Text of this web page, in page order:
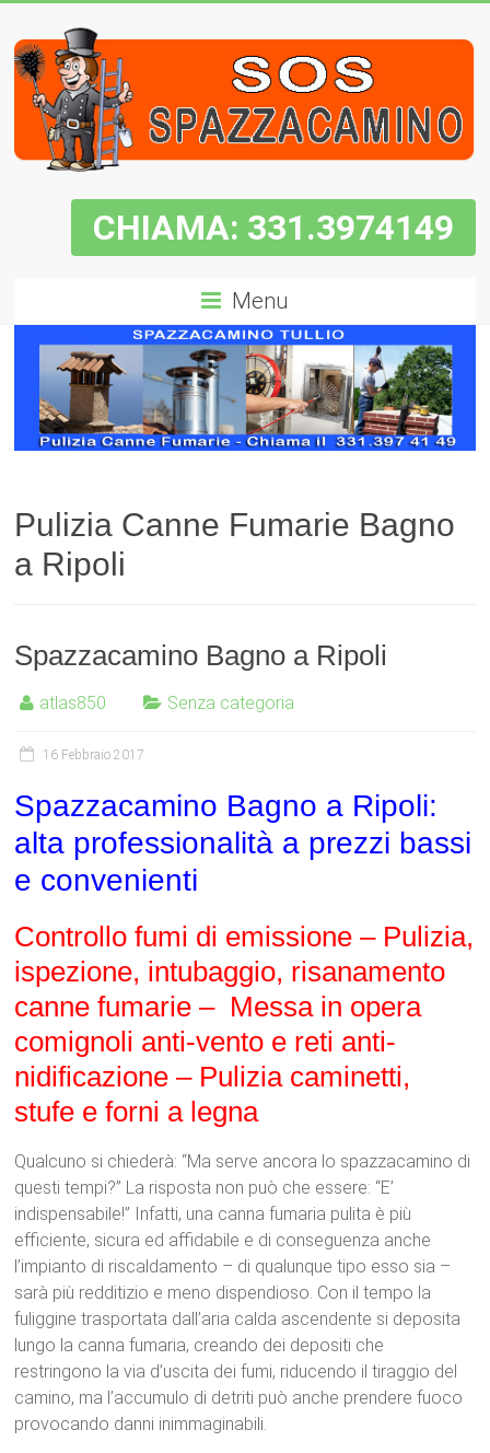
CHIAMA: 331.3974149
Menu
Pulizia Canne Fumarie Bagno
a Ripoli
Spazzacamino Bagno a Ripoli
atlas850 Senza categoria
16 Febbraio 2017
Spazzacamino Bagno a Ripoli:
alta professionalità a prezzi bassi
e convenienti
Controllo fumi di emissione – Pulizia,
ispezione, intubaggio, risanamento
canne fumarie – Messa in opera
comignoli anti-vento e reti anti-
nidificazione – Pulizia caminetti,
stufe e forni a legna
Qualcuno si chiederà: “Ma serve ancora lo spazzacamino di
questi tempi?” La risposta non può che essere: “E’
indispensabile!” Infatti, una canna fumaria pulita è più
efficiente, sicura ed affidabile e di conseguenza anche
l’impianto di riscaldamento – di qualunque tipo esso sia –
sarà più redditizio e meno dispendioso. Con il tempo la
fuliggine trasportata dall’aria calda ascendente si deposita
lungo la canna fumaria, creando dei depositi che
restringono la via d’uscita dei fumi, riducendo il tiraggio del
camino, ma l’accumulo di detriti può anche prendere fuoco
provocando danni inimmaginabili.